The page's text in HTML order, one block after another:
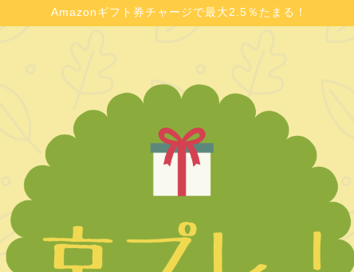
Amazonギフト券チャージで最大2.5％たまる！